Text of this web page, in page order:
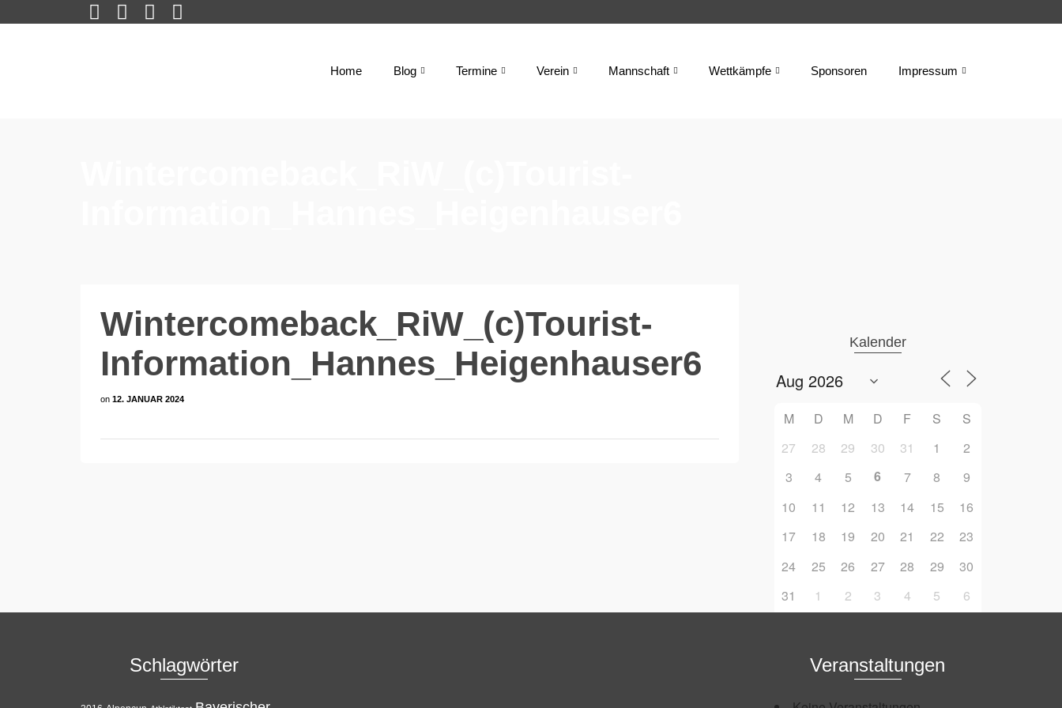
Home Blog Termine Verein Mannschaft Wettkämpfe Sponsoren Impressum
Wintercomeback_RiW_(c)Tourist-
Information_Hannes_Heigenhauser6
on 12. JANUAR 2024
Kalender
M D M D F S
S
27
28 29 30 31 1
2
3
4 5 6 7 8
9
10
11 12 13 14 15
16
17
18 19 20 21 22
23
24
25 26 27 28 29
30
31
1 2 3 4 5 6
Schlagwörter Veranstaltungen